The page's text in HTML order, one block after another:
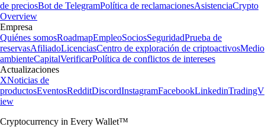
de preciosBot de TelegramPolítica de reclamacionesAsistenciaCrypto
Overview
Empresa
Quiénes somosRoadmapEmpleoSociosSeguridadPrueba de
reservasAfiliadoLicenciasCentro de exploración de criptoactivosMedio
ambienteCapitalVerificarPolítica de conflictos de intereses
Actualizaciones
XNoticias de
productosEventosRedditDiscordInstagramFacebookLinkedinTradingV
iew
Cryptocurrency in Every Wallet™